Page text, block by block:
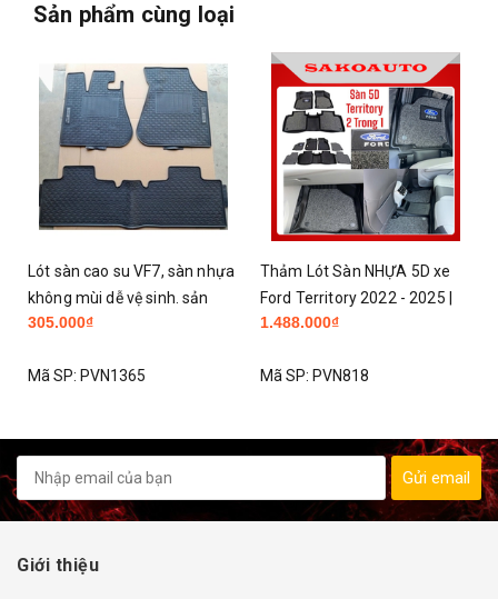
Sản phẩm cùng loại
Lót sàn cao su VF7, sàn nhựa
không mùi dễ vệ sinh. sản
phẩm có bán tại hà nội
305.000₫
Mã SP: PVN1365
Thảm Lót Sàn NHỰA 5D xe
Ford Territory 2022 - 2025 |
Hàng Nhựa đúc nguyên khối
1.488.000₫
Mã SP: PVN818
Gửi email
Giới thiệu